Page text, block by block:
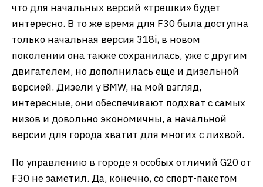
что для начальных версий «трешки» будет
интересно. В то же время для F30 была доступна
только начальная версия 318i, в новом
поколении она также сохранилась, уже с другим
двигателем, но дополнилась еще и дизельной
версией. Дизели у BMW, на мой взгляд,
интересные, они обеспечивают подхват с самых
низов и довольно экономичны, а начальной
версии для города хватит для многих с лихвой.
По управлению в городе я особых отличий G20 от
F30 не заметил. Да, конечно, со спорт-пакетом